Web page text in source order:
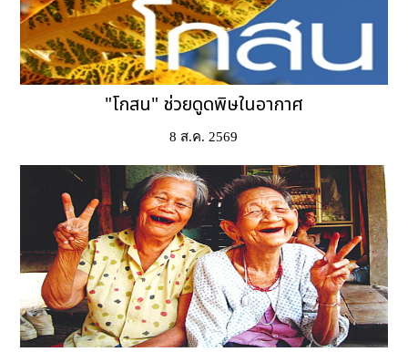
"โกสน" ช่วยดูดพิษในอากาศ
8 ส.ค. 2569